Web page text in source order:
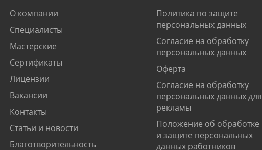
О компании
Специалисты
Мастерские
Сертификаты
Лицензии
Вакансии
Контакты
Статьи и новости
Благотворительность
Политика по защите
персональных данных
Согласие на обработку
персональных данных
Оферта
Согласие на обработку
персональных данных для
рекламы
Положение об обработке
и защите персональных
данных работников